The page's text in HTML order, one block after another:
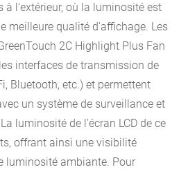
à l'extérieur, où la luminosité est
meilleure qualité d'affichage. Les
2C Highlight Plus Fan
interfaces de transmission de
Bluetooth, etc.) et permettent
un système de surveillance et
luminosité de l'écran LCD de ce
offrant ainsi une visibilité
luminosité ambiante. Pour